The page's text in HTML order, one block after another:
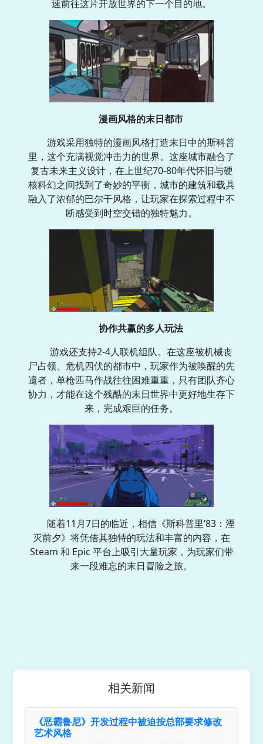
速前往这片开放世界的下一个目的地。
漫画风格的末日都市
游戏采用独特的漫画风格打造末日中的斯科普
里，这个充满视觉冲击力的世界。这座城市融合了
复古未来主义设计，在上世纪70-80年代怀旧与硬
核科幻之间找到了奇妙的平衡，城市的建筑和载具
融入了浓郁的巴尔干风格，让玩家在探索过程中不
断感受到时空交错的独特魅力。
协作共赢的多人玩法
游戏还支持2-4人联机组队。在这座被机械丧
尸占领、危机四伏的都市中，玩家作为被唤醒的先
遣者，单枪匹马作战往往困难重重，只有团队齐心
协力，才能在这个残酷的末日世界中更好地生存下
来，完成艰巨的任务。
随着11月7日的临近，相信《斯科普里‘83：湮
灭前夕》将凭借其独特的玩法和丰富的内容，在
Steam 和 Epic 平台上吸引大量玩家，为玩家们带
来一段难忘的末日冒险之旅。
相关新闻
《恶霸鲁尼》开发过程中被迫按总部要求修改
艺术风格